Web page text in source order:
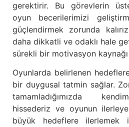
gerektirir. Bu görevlerin
oyun becerilerimizi
güçlendirmek zorunda
daha dikkatli ve odaklı hale
sürekli bir motivasyon
Oyunlarda belirlenen
bir duygusal tatmin sağlar.
tamamladığımızda
hissederiz ve oyunun
büyük hedeflere ilerlemek